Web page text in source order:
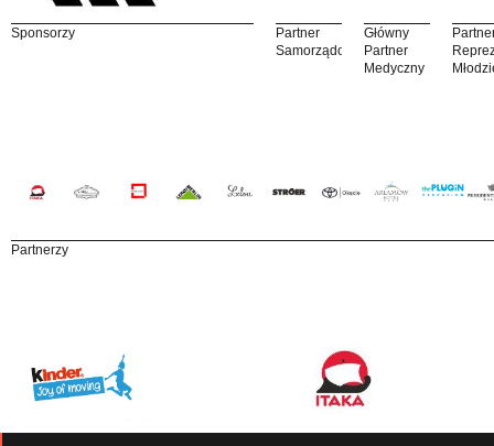
Sponsorzy
Partner
Samorządowy
Główny
Partner
Medyczny
Partnerzy